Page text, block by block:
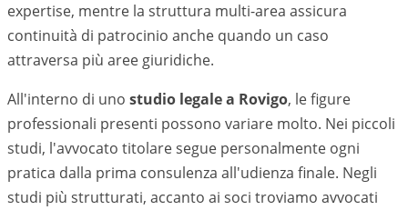
expertise, mentre la struttura multi-area assicura
continuità di patrocinio anche quando un caso
attraversa più aree giuridiche.
All'interno di uno studio legale a Rovigo, le figure
professionali presenti possono variare molto. Nei piccoli
studi, l'avvocato titolare segue personalmente ogni
pratica dalla prima consulenza all'udienza finale. Negli
studi più strutturati, accanto ai soci troviamo avvocati